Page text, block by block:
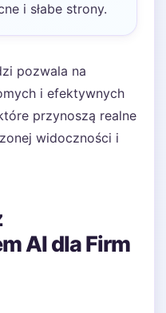
i słabe strony.
pozwala na
i efektywnych
przynoszą realne
widoczności i
AI dla Firm